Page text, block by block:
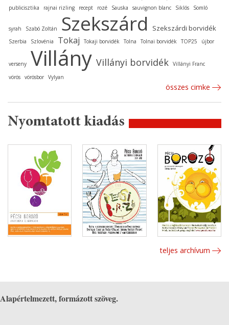
publicisztika
rajnai rizling recept rozé Sauska sauvignon blanc Siklós Somló
syrah Szabó Zoltán Szekszárd Szekszárdi borvidék
Szerbia Szlovénia Tokaj Tokaji borvidék Tolna Tolnai borvidék TOP25 újbor
verseny Villány Villányi borvidék Villányi Franc
vörös vörösbor Vylyan
összes cimke
Nyomtatott kiadás
teljes archívum
Alapértelmezett, formázott szöveg.